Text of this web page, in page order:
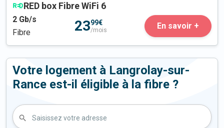
RED box Fibre WiFi 6
2 Gb/s
Fibre
2399€
/mois En savoir +
Votre logement à Langrolay-sur-
Rance est-il éligible à la fibre ?
Saisissez votre adresse